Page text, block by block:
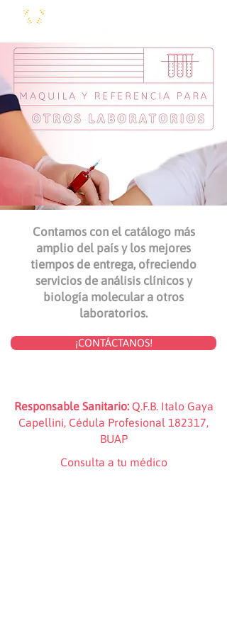
Contamos con el catálogo más
amplio del país y los mejores
tiempos de entrega, ofreciendo
servicios de análisis clínicos y
biología molecular a otros
laboratorios.
¡CONTÁCTANOS!
Responsable Sanitario: Q.F.B. Italo Gaya
Capellini, Cédula Profesional 182317,
BUAP
Consulta a tu médico